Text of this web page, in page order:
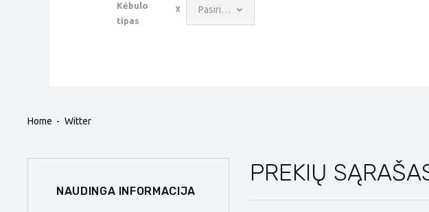
Kėbulo
tipas
Pasirinkite reikšmę
Home Witter
PREKIŲ
NAUDINGA INFORMACIJA